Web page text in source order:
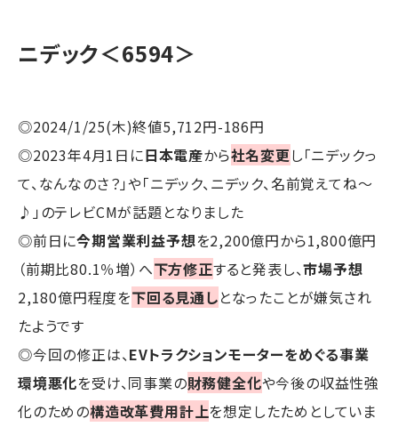
ニデック＜6594＞
◎2024/1/25(木)終値5,712円-186円
◎2023年4月1日に日本電産から社名変更し「ニデックっ
て、なんなのさ？」や「ニデック、ニデック、名前覚えてね～
♪」のテレビCMが話題となりました
◎前日に今期営業利益予想を2,200億円から1,800億円
（前期比80.1％増）へ下方修正すると発表し、市場予想
2,180億円程度を下回る見通しとなったことが嫌気され
たようです
◎今回の修正は、EVトラクションモーターをめぐる事業
環境悪化を受け、同事業の財務健全化や今後の収益性強
化のための構造改革費用計上を想定したためとしていま